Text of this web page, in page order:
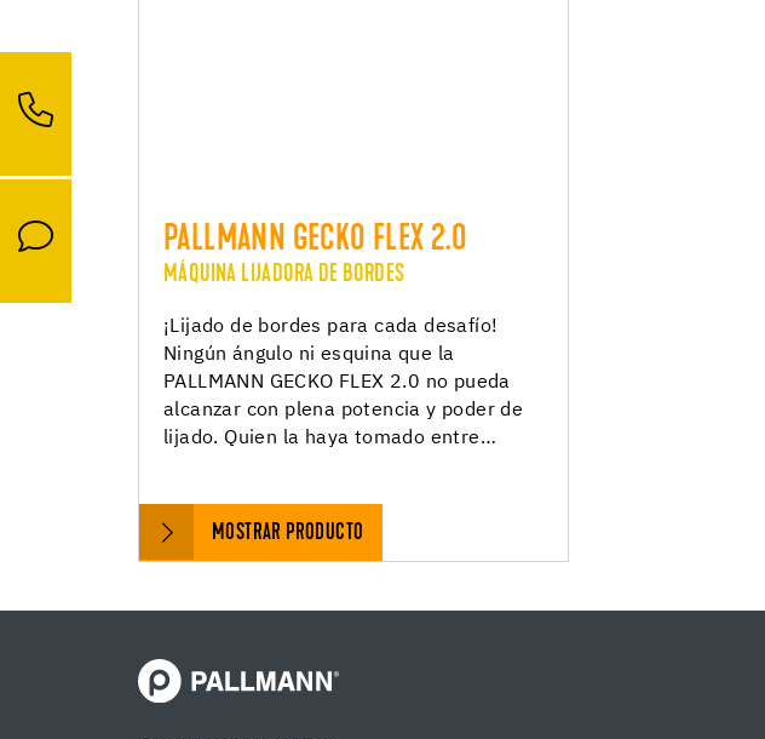
PALLMANN GECKO FLEX 2.0
MÁQUINA LIJADORA DE BORDES
¡Lijado de bordes para cada desafío!
Ningún ángulo ni esquina que la
PALLMANN GECKO FLEX 2.0 no pueda
alcanzar con plena potencia y poder de
lijado. Quien la haya tomado entre…
MOSTRAR PRODUCTO